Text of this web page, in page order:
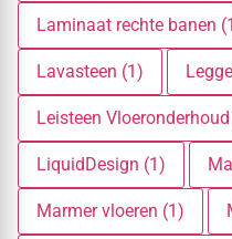
Laminaat rechte banen
Lavasteen (1)
Leisteen
LiquidDesign (1)
Marmer vloeren (1)